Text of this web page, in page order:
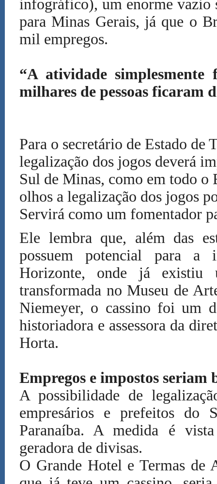
infográfico), um enorme vazio
para Minas Gerais, já que o
mil empregos.
“A atividade
milhares de pessoas ficaram
Para o secretário de Estado
legalização dos jogos deverá
Sul de Minas, como em todo o
olhos a legalização dos jogos
Servirá como um fomentador
Ele lembra que, além das
possuem potencial para a
Horizonte, onde já
transformada no Museu de
Niemeyer, o cassino foi um
historiadora e assessora da
Horta.
Empregos e impostos seriam
A possibilidade de
empresários e prefeitos
Paranaíba. A medida é
geradora de divisas.
O Grande Hotel e Termas de